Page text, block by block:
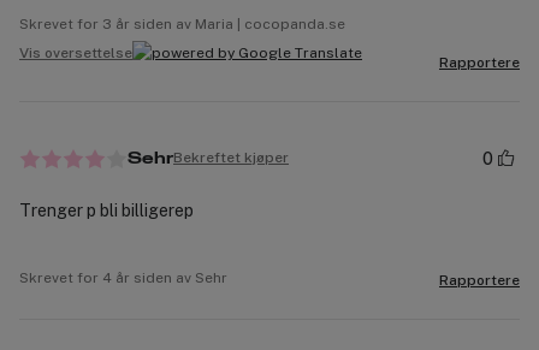
Skrevet for 3 år siden av Maria | cocopanda.se
Vis oversettelse
Rapportere
SehrBekreftet kjøper 0
Trenger p bli billigerep
Skrevet for 4 år siden av Sehr Rapportere